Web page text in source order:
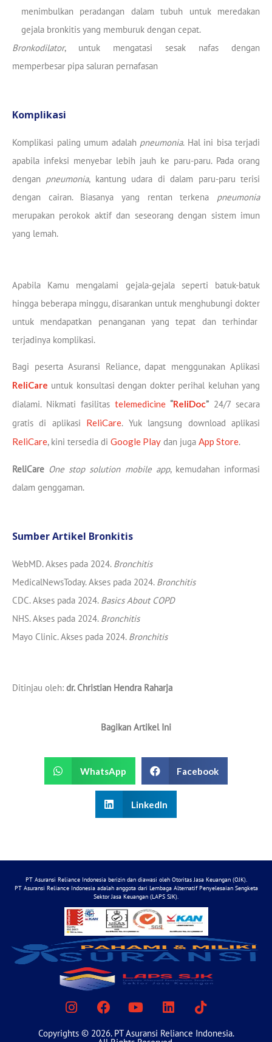
menimbulkan peradangan dalam tubuh untuk meredakan
gejala bronkitis yang memburuk dengan cepat.
Bronkodilator, untuk mengatasi sesak nafas dengan
memperbesar pipa saluran pernafasan
Komplikasi
Komplikasi paling umum adalah pneumonia. Hal ini bisa terjadi
apabila infeksi menyebar lebih jauh ke paru-paru. Pada orang
dengan pneumonia, kantung udara di dalam paru-paru terisi
dengan cairan. Biasanya yang rentan terkena pneumonia
merupakan perokok aktif dan seseorang dengan sistem imun
yang lemah.
Apabila Kamu mengalami gejala-gejala seperti batuk-batuk
hingga beberapa minggu, disarankan untuk menghubungi dokter
untuk mendapatkan penanganan yang tepat dan terhindar
terjadinya komplikasi.
Bagi peserta Asuransi Reliance, dapat menggunakan Aplikasi
ReliCare untuk konsultasi dengan dokter perihal keluhan yang
dialami. Nikmati fasilitas telemedicine “ReliDoc” 24/7 secara
gratis di aplikasi ReliCare. Yuk langsung download aplikasi
ReliCare, kini tersedia di Google Play dan juga App Store.
ReliCare One stop solution mobile app, kemudahan informasi
dalam genggaman.
Sumber Artikel Bronkitis
WebMD. Akses pada 2024. Bronchitis
MedicalNewsToday. Akses pada 2024. Bronchitis
CDC. Akses pada 2024. Basics About COPD
NHS. Akses pada 2024. Bronchitis
Mayo Clinic. Akses pada 2024. Bronchitis
Ditinjau oleh: dr. Christian Hendra Raharja
Bagikan Artikel Ini
WhatsApp Facebook
LinkedIn
PT Asuransi Reliance Indonesia berizin dan diawasi oleh Otoritas Jasa Keuangan (OJK).
PT Asuransi Reliance Indonesia adalah anggota dari Lembaga Alternatif Penyelesaian Sengketa
Sektor Jasa Keuangan (LAPS SJK).
Copyrights © 2026. PT Asuransi Reliance Indonesia.